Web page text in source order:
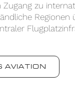
zu
Regionen
AVIATION